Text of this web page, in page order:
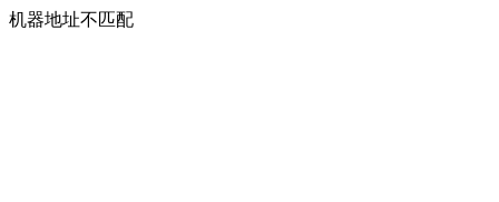
机器地址不匹配